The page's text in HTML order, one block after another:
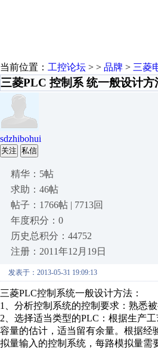
当前位置： 工控论坛 > > 品牌 > 三菱
三菱PLC 控制系 统一般设计方
sdzhibohui
关注 私信
精华：5帖
求助：46帖
帖子：1766帖 | 7713回
年度积分：0
历史总积分：44752
注册：2011年12月19日
发表于：2013-05-31 19:09:13
三菱PLC控制系统一般设计方法：
1、分析控制系统的控制要求：熟
2、选择适当类型的PLC：根据生产
容量的估计，适当留有余量。根据经
拟量输入的控制系统，每路模拟量需